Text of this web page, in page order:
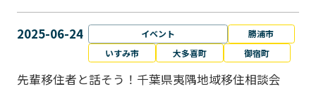
2025-06-24 イベント
勝浦市
いすみ市
大多喜町 御宿町
先輩移住者と話そう！千葉県夷隅地域移住相談会